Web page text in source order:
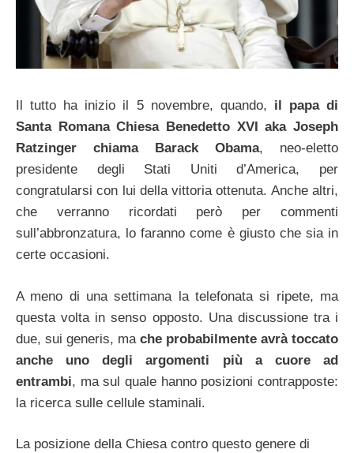
Il tutto ha inizio il 5 novembre, quando, il papa di
Santa Romana Chiesa Benedetto XVI aka Joseph
Ratzinger chiama Barack Obama, neo-eletto
presidente degli Stati Uniti d’America, per
congratularsi con lui della vittoria ottenuta. Anche altri,
che verranno ricordati però per commenti
sull’abbronzatura, lo faranno come è giusto che sia in
certe occasioni.
A meno di una settimana la telefonata si ripete, ma
questa volta in senso opposto. Una discussione tra i
due, sui generis, ma che probabilmente avrà toccato
anche uno degli argomenti più a cuore ad
entrambi, ma sul quale hanno posizioni contrapposte:
la ricerca sulle cellule staminali.
La posizione della Chiesa contro questo genere di